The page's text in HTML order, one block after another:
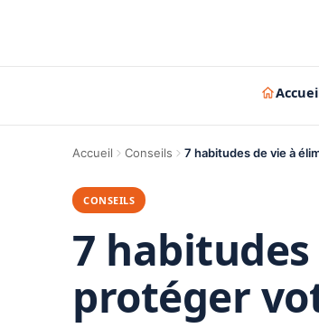
Accueil Conseils 7 habitudes de vie à
CONSEILS
7
protéger